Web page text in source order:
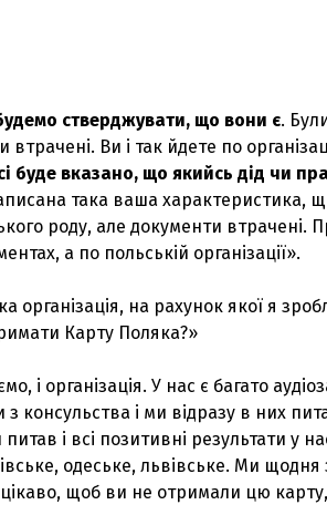
стверджувати, що вони є.
Ви і так йдете по
буде вказано, що якийсь дід чи
така ваша характеристика,
роду, але документи втрачені.
а по польській організації».
організація, на рахунок якої я
Карту Поляка?»
і організація. У нас є багато
консульства і ми відразу в них
і всі позитивні результати у
одеське, львівське. Ми
щоб ви не отримали цю